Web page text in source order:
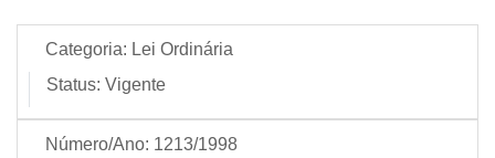
Categoria: Lei Ordinária
Status: Vigente
Número/Ano: 1213/1998